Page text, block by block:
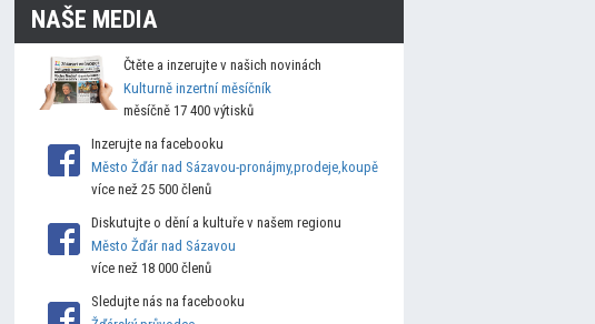
NAŠE MEDIA
Čtěte a inzerujte v našich novinách
Kulturně inzertní měsíčník
měsíčně 17 400 výtisků
Inzerujte na facebooku
Město Žďár nad Sázavou-pronájmy,prodeje,koupě
více než 25 500 členů
Diskutujte o dění a kultuře v našem regionu
Město Žďár nad Sázavou
více než 18 000 členů
Sledujte nás na facebooku